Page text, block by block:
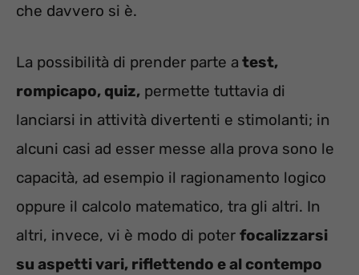
che davvero si è.
La possibilità di prender parte a test,
rompicapo, quiz, permette tuttavia di
lanciarsi in attività divertenti e stimolanti; in
alcuni casi ad esser messe alla prova sono le
capacità, ad esempio il ragionamento logico
oppure il calcolo matematico, tra gli altri. In
altri, invece, vi è modo di poter focalizzarsi
su aspetti vari, riflettendo e al contempo